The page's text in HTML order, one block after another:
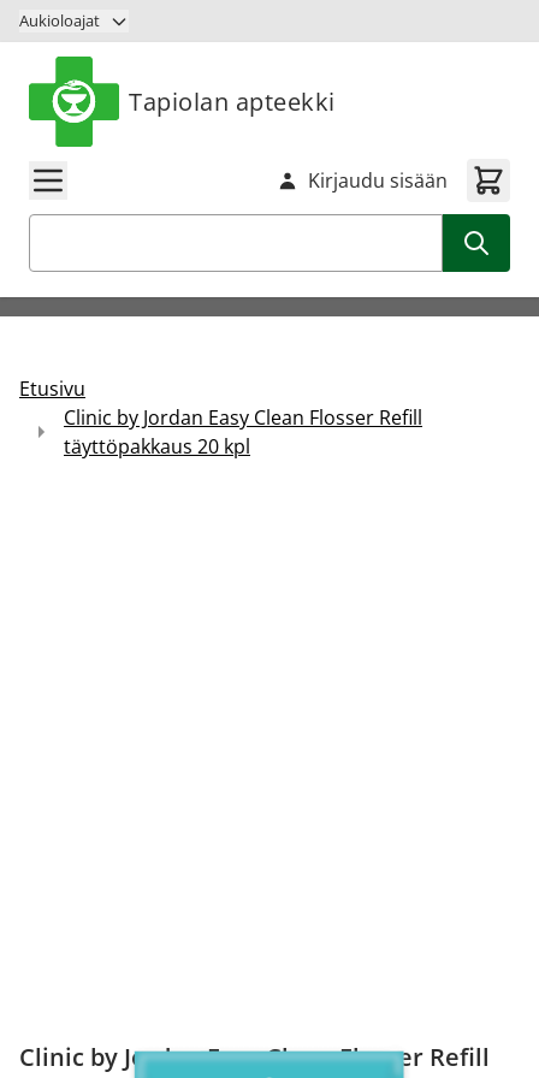
Siirry sisältöön
Aukioloajat
Tapiolan apteekki
Kirjaudu sisään
Etusivu
Clinic by Jordan Easy Clean Flosser Refill
täyttöpakkaus 20 kpl
Clinic by Jordan Easy Clean Flosser Refill